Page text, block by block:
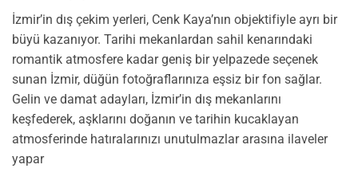
İzmir’in dış çekim yerleri, Cenk Kaya’nın objektifiyle ayrı bir
büyü kazanıyor. Tarihi mekanlardan sahil kenarındaki
romantik atmosfere kadar geniş bir yelpazede seçenek
sunan İzmir, düğün fotoğraflarınıza eşsiz bir fon sağlar.
Gelin ve damat adayları, İzmir’in dış mekanlarını
keşfederek, aşklarını doğanın ve tarihin kucaklayan
atmosferinde hatıralarınızı unutulmazlar arasına ilaveler
yapar